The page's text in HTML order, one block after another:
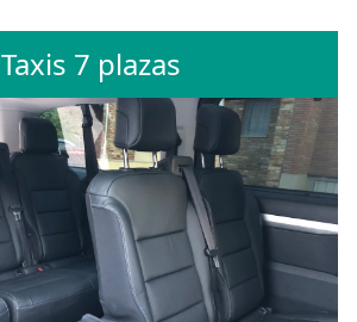
Taxis 7 plazas